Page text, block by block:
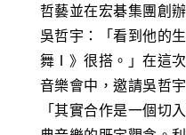
哲藝並在宏碁集團創
吳哲宇：「看到他的
舞Ⅰ》很搭。」在這
音樂會中，邀請吳哲
「其實合作是一個切